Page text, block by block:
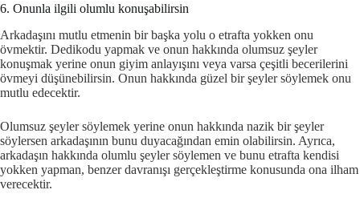
6. Onunla ilgili olumlu konuşabilirsin
Arkadaşını mutlu etmenin bir başka yolu o etrafta yokken onu
övmektir. Dedikodu yapmak ve onun hakkında olumsuz şeyler
konuşmak yerine onun giyim anlayışını veya varsa çeşitli becerilerini
övmeyi düşünebilirsin. Onun hakkında güzel bir şeyler söylemek onu
mutlu edecektir.
Olumsuz şeyler söylemek yerine onun hakkında nazik bir şeyler
söylersen arkadaşının bunu duyacağından emin olabilirsin. Ayrıca,
arkadaşın hakkında olumlu şeyler söylemen ve bunu etrafta kendisi
yokken yapman, benzer davranışı gerçekleştirme konusunda ona ilham
verecektir.